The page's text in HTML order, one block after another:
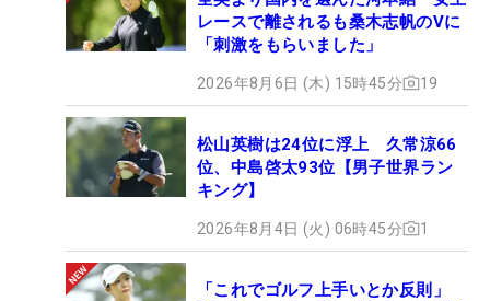
レースで離されるも桑木志帆のVに
「刺激をもらいました」
2026年8月6日 (木) 15時45分 19
松山英樹は24位に浮上 久常涼66
位、中島啓太93位【男子世界ラン
キング】
2026年8月4日 (火) 06時45分 1
「これでゴルフ上手いとか反則」